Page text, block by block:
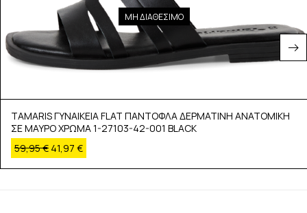
ΜΗ ΔΙΑΘΕΣΙΜΟ
TAMARIS ΓΥΝΑΙΚΕΙΑ FLAT ΠΑΝΤΟΦΛΑ ΔΕΡΜΑΤΙΝΗ ΑΝΑΤΟΜΙΚΗ
ΣΕ ΜΑΥΡΟ ΧΡΩΜΑ 1-27103-42-001 BLACK
59,95€ 41,97 €